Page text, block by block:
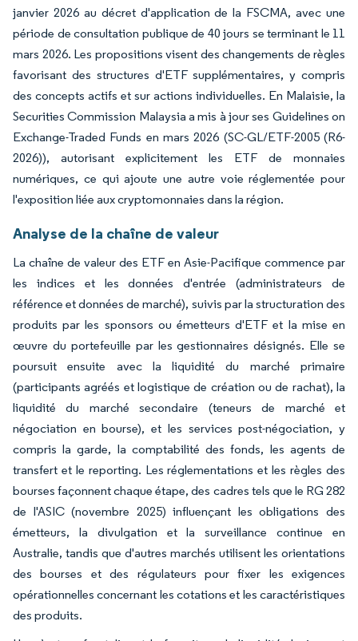
janvier 2026 au décret d'application de la FSCMA, avec une
période de consultation publique de 40 jours se terminant le 11
mars 2026. Les propositions visent des changements de règles
favorisant des structures d'ETF supplémentaires, y compris
des concepts actifs et sur actions individuelles. En Malaisie, la
Securities Commission Malaysia a mis à jour ses Guidelines on
Exchange-Traded Funds en mars 2026 (SC-GL/ETF-2005 (R6-
2026)), autorisant explicitement les ETF de monnaies
numériques, ce qui ajoute une autre voie réglementée pour
l'exposition liée aux cryptomonnaies dans la région.
Analyse de la chaîne de valeur
La chaîne de valeur des ETF en Asie-Pacifique commence par
les indices et les données d'entrée (administrateurs de
référence et données de marché), suivis par la structuration des
produits par les sponsors ou émetteurs d'ETF et la mise en
œuvre du portefeuille par les gestionnaires désignés. Elle se
poursuit ensuite avec la liquidité du marché primaire
(participants agréés et logistique de création ou de rachat), la
liquidité du marché secondaire (teneurs de marché et
négociation en bourse), et les services post-négociation, y
compris la garde, la comptabilité des fonds, les agents de
transfert et le reporting. Les réglementations et les règles des
bourses façonnent chaque étape, des cadres tels que le RG 282
de l'ASIC (novembre 2025) influençant les obligations des
émetteurs, la divulgation et la surveillance continue en
Australie, tandis que d'autres marchés utilisent les orientations
des bourses et des régulateurs pour fixer les exigences
opérationnelles concernant les cotations et les caractéristiques
des produits.